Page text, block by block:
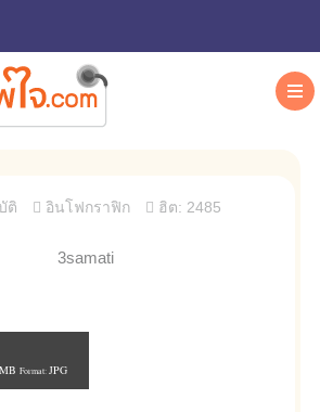
ติ อินโฟกราฟิก ฮิต: 2485
Format: JPG